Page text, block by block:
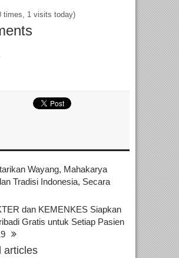
times, 1 visits today)
Wayang, Mahakarya
Tradisi Indonesia, Secara
dan KEMENKES Siapkan
Gratis untuk Setiap Pasien
articles